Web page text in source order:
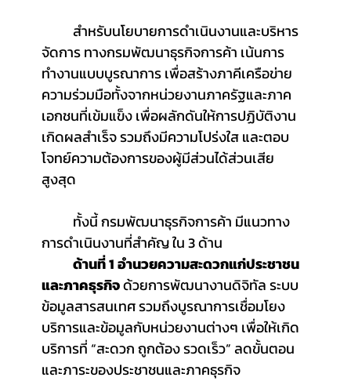
	สำหรับนโยบายการดำเนินงานและบริหาร
จัดการ ทางกรมพัฒนาธุรกิจการค้า เน้นการ
ทำงานแบบบูรณาการ เพื่อสร้างภาคีเครือข่าย
ความร่วมมือทั้งจากหน่วยงานภาครัฐและภาค
เอกชนที่เข้มแข็ง เพื่อผลักดันให้การปฏิบัติงาน
เกิดผลสำเร็จ รวมถึงมีความโปร่งใส และตอบ
โจทย์ความต้องการของผู้มีส่วนได้ส่วนเสีย
สูงสุด
การดำเนินงานที่สำคัญ ใน 3 ด้าน
ด้านที่ 1 อำนวยความสะดวกแก่ประชาชน
และภาคธุรกิจ ด้วยการพัฒนางานดิจิทัล ระบบ
ข้อมูลสารสนเทศ รวมถึงบูรณาการเชื่อมโยง
บริการและข้อมูลกับหน่วยงานต่างๆ เพื่อให้เกิด
บริการที่ “สะดวก ถูกต้อง รวดเร็ว” ลดขั้นตอน
และภาระของประชาชนและภาคธุรกิจ